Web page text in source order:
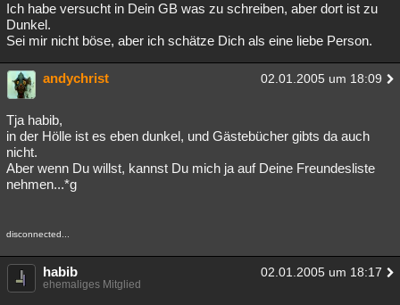
Ich habe versucht in Dein GB was zu schreiben, aber dort ist zu
Dunkel.
Sei mir nicht böse, aber ich schätze Dich als eine liebe Person.
andychrist 02.01.2005 um 18:09
Tja habib,
in der Hölle ist es eben dunkel, und Gästebücher gibts da auch
nicht.
Aber wenn Du willst, kannst Du mich ja auf Deine Freundesliste
nehmen...*g
disconnected...
habib 02.01.2005 um 18:17
ehemaliges Mitglied